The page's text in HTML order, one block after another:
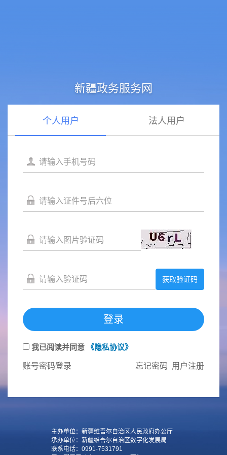
新疆政务服务网
个人用户 法人用户
获取验证码
登录
我已阅读并同意 《隐私协议》
账号密码登录 用户注册
忘记密码
主办单位：新疆维吾尔自治区人民政府办公厅
承办单位：新疆维吾尔自治区数字化发展局
联系电话：0991-7531791